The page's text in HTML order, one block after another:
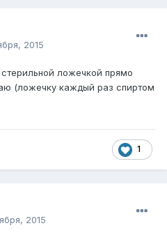
2015
ложечкой прямо
(ложечку каждый раз спиртом
1
2015